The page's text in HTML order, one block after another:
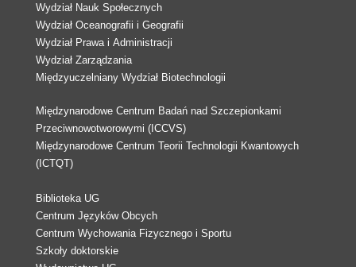
Wydział Nauk Społecznych
Wydział Oceanografii i Geografii
Wydział Prawa i Administracji
Wydział Zarządzania
Międzyuczelniany Wydział Biotechnologii
Międzynarodowe Centrum Badań nad Szczepionkami
Przeciwnowotworowymi (ICCVS)
Międzynarodowe Centrum Teorii Technologii Kwantowych
(ICTQT)
Biblioteka UG
Centrum Języków Obcych
Centrum Wychowania Fizycznego i Sportu
Szkoły doktorskie